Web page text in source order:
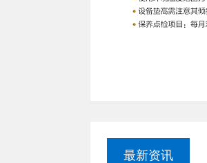
最新资讯